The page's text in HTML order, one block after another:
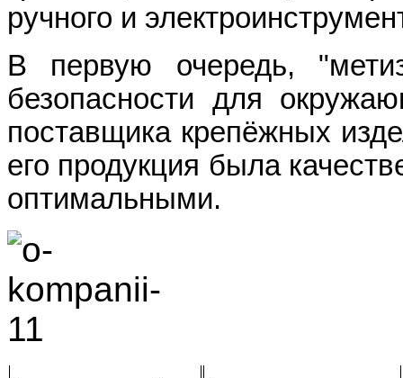
ручного и
В первую очередь,
безопасности для
поставщика крепёжных
его продукция была
оптимальными.